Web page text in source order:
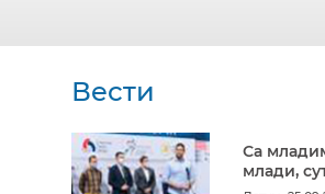
Вести
Са
млади,